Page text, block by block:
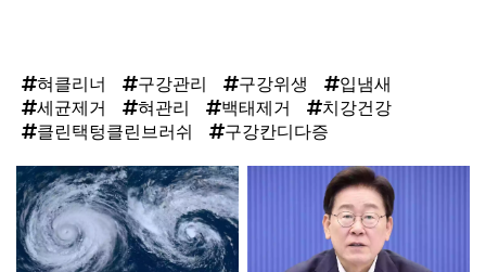
혀클리너 구강관리 구강위생
입냄새
세균제거
혀관리 백태제거
치강건강
클린택텅클린브러쉬
구강칸디다증
탑
라
인